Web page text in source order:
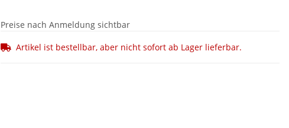
Preise nach Anmeldung sichtbar
Artikel ist bestellbar, aber nicht sofort ab Lager lieferbar.